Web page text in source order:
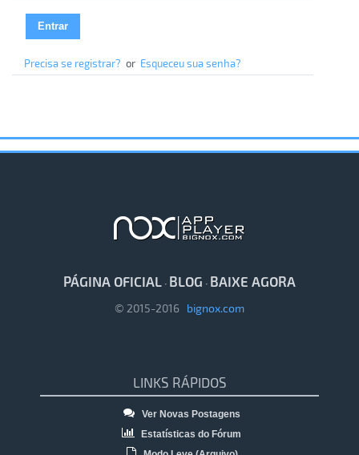
Precisa se registrar? or Esqueceu sua senha?
PÁGINA OFICIAL · BLOG · BAIXE AGORA
© 2015-2016 bignox.com
LINKS RÁPIDOS
Ver Novas Postagens
Estatísticas do Fórum